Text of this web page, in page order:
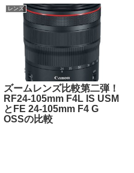
レンズ
ズームレンズ比較第二弾！
RF24-105mm F4L IS USM
とFE 24-105mm F4 G
OSSの比較